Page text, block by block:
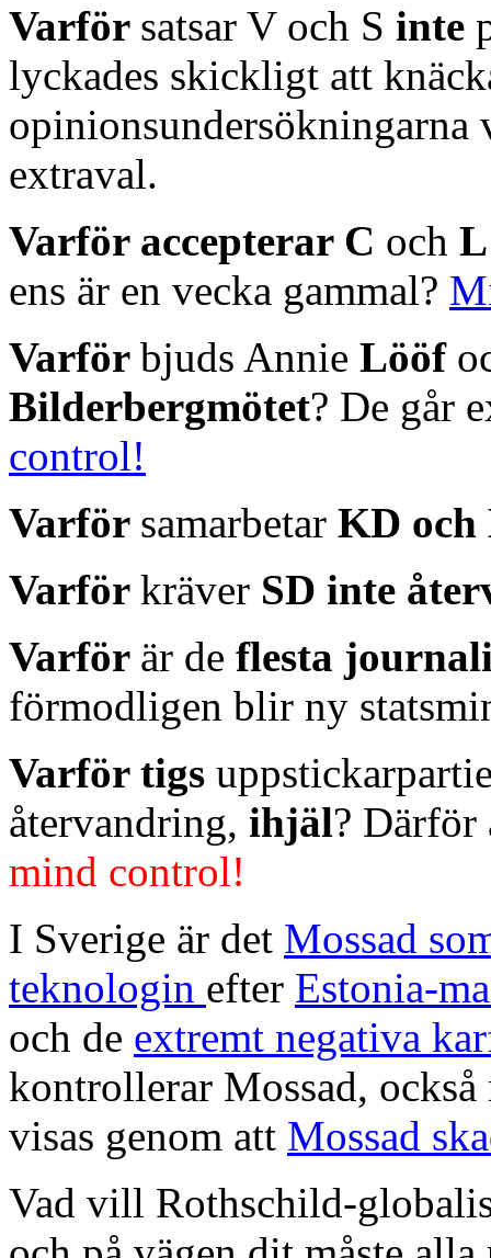
Varför satsar V och S inte
lyckades skickligt att
opinionsundersökningarna
extraval.
Varför accepterar C och
ens är en vecka gammal?
Varför bjuds Annie Lööf
Bilderbergmötet? De går
control!
Varför samarbetar KD och
Varför kräver SD inte
Varför är de flesta
förmodligen blir ny
Varför tigs
återvandring, ihjäl? Därför
mind control!
I Sverige är det Mossad
teknologin efter Estonia-
och de extremt negativa
kontrollerar Mossad,
visas genom att Mossad
Vad vill Rothschild-